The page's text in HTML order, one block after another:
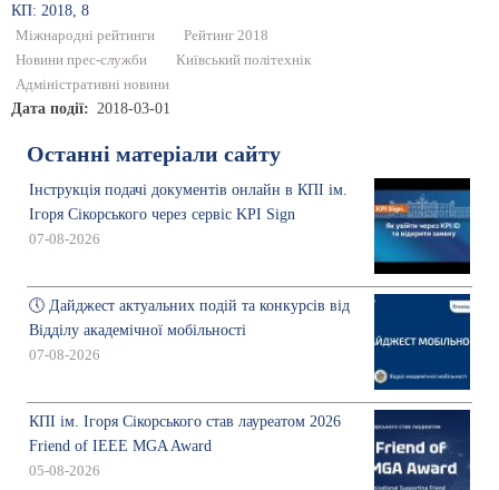
КП: 2018, 8
Міжнародні рейтинги
Рейтинг 2018
Новини прес-служби
Київський політехнік
Адміністративні новини
Дата події 2018-03-01
Останні матеріали сайту
Інструкція подачі документів онлайн в КПІ ім.
Ігоря Сікорського через сервіс KPI Sign
07-08-2026
🕔 Дайджест актуальних подій та конкурсів від
Відділу академічної мобільності
07-08-2026
КПІ ім. Ігоря Сікорського став лауреатом 2026
Friend of IEEE MGA Award
05-08-2026